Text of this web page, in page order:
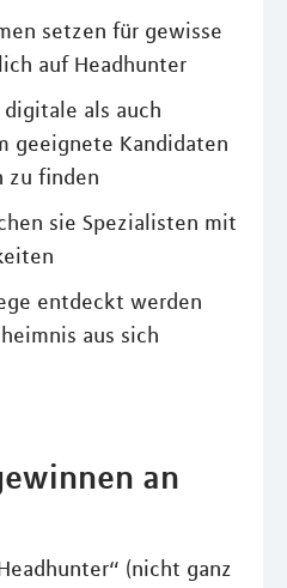
setzen für gewisse
auf Headhunter
als auch
geeignete Kandidaten
zu finden
sie Spezialisten mit
entdeckt werden
aus sich
an
(nicht ganz